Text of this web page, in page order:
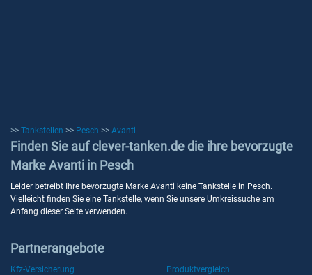
>> Tankstellen >> Pesch >> Avanti
Finden Sie auf clever-tanken.de die ihre bevorzugte
Marke Avanti in Pesch
Leider betreibt Ihre bevorzugte Marke Avanti keine Tankstelle in Pesch.
Vielleicht finden Sie eine Tankstelle, wenn Sie unsere Umkreissuche am
Anfang dieser Seite verwenden.
Partnerangebote
Kfz-Versicherung
Produktvergleich